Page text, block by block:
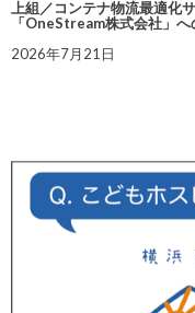
上組／コンテナ物流最適化
「OneStream株式会社」
2026年7月21日